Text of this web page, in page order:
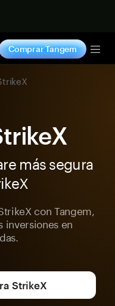
Comprar Tangem
más segura
con Tangem,
inversiones en
StrikeX